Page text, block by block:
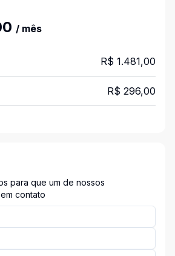
/ mês
R$ 1.481,00
R$ 296,00
para que um de nossos
contato